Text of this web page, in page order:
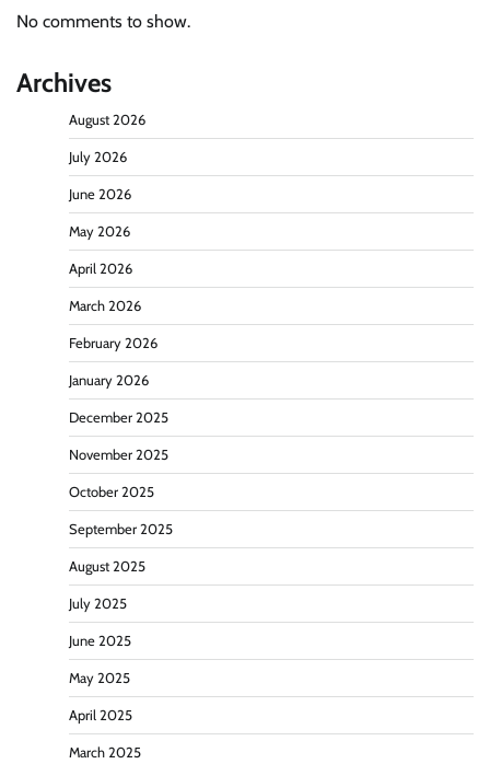
No comments to show.
Archives
August 2026
July 2026
June 2026
May 2026
April 2026
March 2026
February 2026
January 2026
December 2025
November 2025
October 2025
September 2025
August 2025
July 2025
June 2025
May 2025
April 2025
March 2025